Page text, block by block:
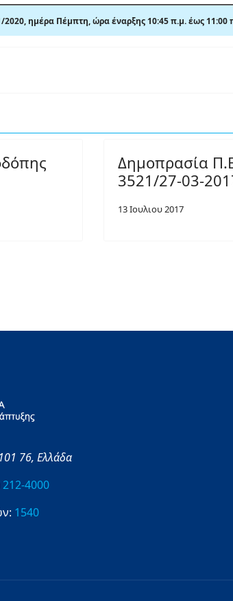
2020, ημέρα Πέμπτη,ώρα έναρξης 10:45 π.μ. έως 11:00
Δημοπρασία
3521/27-03-
13 Ιουλιου 2017
101 76, Ελλάδα
4000
1540